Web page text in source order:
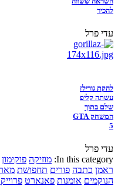
להכיר
עדי פרל
להקת גורילז
עשתה קליפ
שלם בתוך
המשחק GTA
5
עדי פרל
In this category: מוזיקה פוקימון
ראמן כתבה פורים תחפושת
הנוקמים אומנות פאנארט